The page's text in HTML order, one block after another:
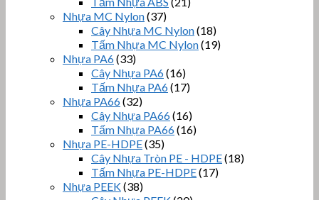
Nhựa MC Nylon(37)
Cây Nhựa MC Nylon(18)
Tấm Nhựa MC Nylon(19)
Nhựa PA6(33)
Cây Nhựa PA6(16)
Tấm Nhựa PA6(17)
Nhựa PA66(32)
Cây Nhựa PA66(16)
Tấm Nhựa PA66(16)
Nhựa PE-HDPE(35)
Cây Nhựa Tròn PE - HDPE(18)
Tấm Nhựa PE-HDPE(17)
Nhựa PEEK(38)